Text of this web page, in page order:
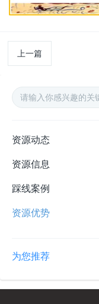
上一篇
资源动态
资源信息
踩线案例
资源优势
为您推荐